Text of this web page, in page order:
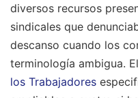
diversos recursos
sindicales que
descanso cuando los
terminología ambigua.
los Trabajadores